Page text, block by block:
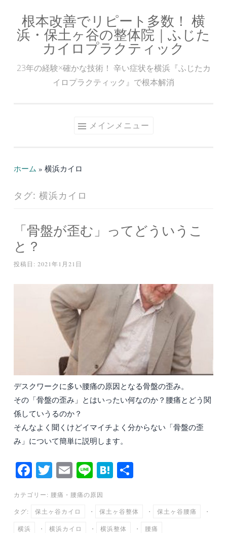
ン
根本改善でリピート多数！ 横
浜・保土ヶ谷の整体院｜ふじた
カイロプラクティック
23年の経験×確かな技術！ 辛い症状を横浜『ふじたカ
イロプラクティック』で根本解消
メインメニュー
ホーム » 横浜カイロ
タグ: 横浜カイロ
「骨盤が歪む」ってどういうこ
と？
投稿日: 2021年1月21日
デスクワークに多い腰痛の原因となる骨盤の歪み。
その「骨盤の歪み」とはいったい何なのか？腰痛とどう関
係していうるのか？
そんなよく聞くけどイマイチよく分からない「骨盤の歪
み」について簡単に説明します。
Fa
ce
bo
ok
T
wi
tte
r
E
m
ail
Li
ne
H
a
カテゴリー: 腰痛 ・ 腰痛の原因
タグ: 保土ヶ谷カイロ ・ 保土ヶ谷整体 ・ 保土ヶ谷腰痛 ・
横浜 ・ 横浜カイロ ・ 横浜整体 ・ 腰痛